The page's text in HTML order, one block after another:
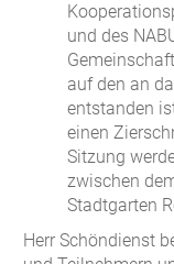
und des
auf den an
entstanden
einen
Sitzung
zwischen
Stadtgarten
Herr Schöndienst